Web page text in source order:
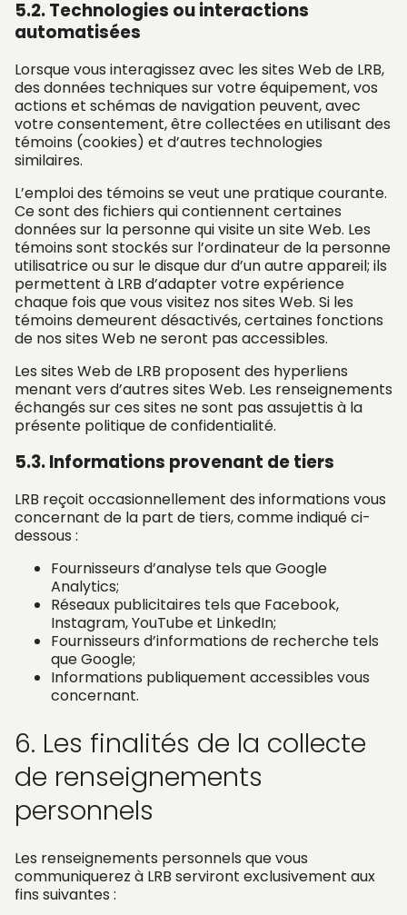
5.2. Technologies ou interactions
automatisées
Lorsque vous interagissez avec les sites Web de LRB,
des données techniques sur votre équipement, vos
actions et schémas de navigation peuvent, avec
votre consentement, être collectées en utilisant des
témoins (cookies) et d’autres technologies
similaires.
L’emploi des témoins se veut une pratique courante.
Ce sont des fichiers qui contiennent certaines
données sur la personne qui visite un site Web. Les
témoins sont stockés sur l’ordinateur de la personne
utilisatrice ou sur le disque dur d’un autre appareil; ils
permettent à LRB d’adapter votre expérience
chaque fois que vous visitez nos sites Web. Si les
témoins demeurent désactivés, certaines fonctions
de nos sites Web ne seront pas accessibles.
Les sites Web de LRB proposent des hyperliens
menant vers d’autres sites Web. Les renseignements
échangés sur ces sites ne sont pas assujettis à la
présente politique de confidentialité.
5.3. Informations provenant de tiers
LRB reçoit occasionnellement des informations vous
concernant de la part de tiers, comme indiqué ci-
dessous :
Fournisseurs d’analyse tels que Google
Analytics;
Réseaux publicitaires tels que Facebook,
Instagram, YouTube et LinkedIn;
Fournisseurs d’informations de recherche tels
que Google;
Informations publiquement accessibles vous
concernant.
6. Les finalités de la collecte
de renseignements
personnels
Les renseignements personnels que vous
communiquerez à LRB serviront exclusivement aux
fins suivantes :